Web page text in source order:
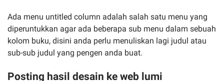
Ada menu untitled column adalah salah satu menu yang
diperuntukkan agar ada beberapa sub menu dalam sebuah
kolom buku, disini anda perlu menuliskan lagi judul atau
sub-sub judul yang pengen anda buat.
Posting hasil desain ke web lumi